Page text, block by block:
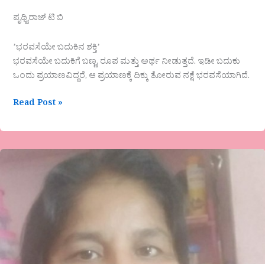
ಪೃಥ್ವಿರಾಜ್ ಟಿ ಬಿ
ʼಭರವಸೆಯೇ ಬದುಕಿನ ಶಕ್ತಿʼ
ಭರವಸೆಯೇ ಬದುಕಿಗೆ ಬಣ್ಣ, ರೂಪ ಮತ್ತು ಅರ್ಥ ನೀಡುತ್ತದೆ. ಇಡೀ ಬದುಕು
ಒಂದು ಪ್ರಯಾಣವಿದ್ದರೆ, ಆ ಪ್ರಯಾಣಕ್ಕೆ ದಿಕ್ಕು ತೋರುವ ನಕ್ಷೆ ಭರವಸೆಯಾಗಿದೆ.
Read Post »
ಗಜಲ್